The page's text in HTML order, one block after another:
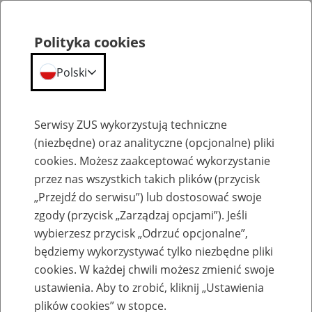
Emerytury
Baza zlikwidowanych lub
przekształconych zakładów pracy
Polityka cookies
Polski
Serwisy ZUS wykorzystują techniczne
(niezbędne) oraz analityczne (opcjonalne) pliki
cookies. Możesz zaakceptować wykorzystanie
przez nas wszystkich takich plików (przycisk
„Przejdź do serwisu”) lub dostosować swoje
zgody (przycisk „Zarządzaj opcjami”). Jeśli
wybierzesz przycisk „Odrzuć opcjonalne”,
będziemy wykorzystywać tylko niezbędne pliki
cookies. W każdej chwili możesz zmienić swoje
ustawienia. Aby to zrobić, kliknij „Ustawienia
plików cookies” w stopce.